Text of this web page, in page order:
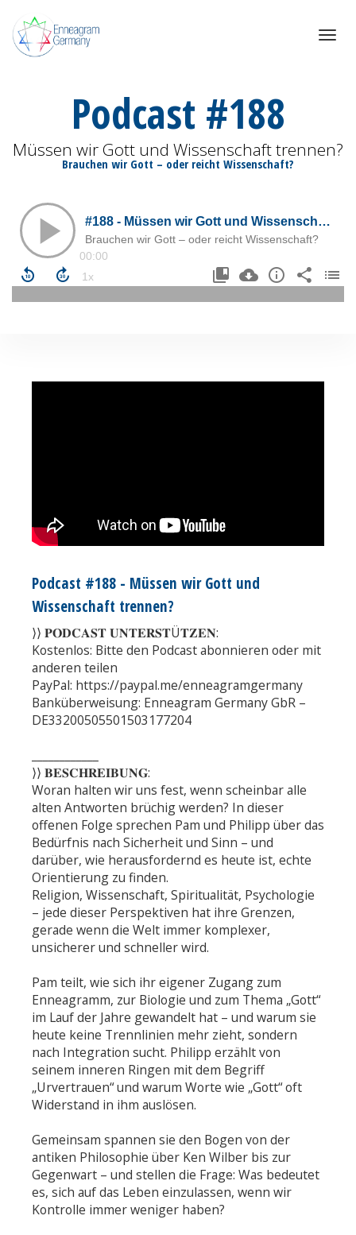
Toggle
Podcast #188
Müssen wir Gott und Wissenschaft trennen?
Brauchen wir Gott – oder reicht Wissenschaft?
Podcast #188 - Müssen wir Gott und
Wissenschaft trennen?
⟩⟩ 𝐏𝐎𝐃𝐂𝐀𝐒𝐓 𝐔𝐍𝐓𝐄𝐑𝐒𝐓Ü𝐓𝐙𝐄𝐍:
Kostenlos: Bitte den Podcast abonnieren oder mit
anderen teilen
PayPal: https://paypal.me/enneagramgermany
Banküberweisung: Enneagram Germany GbR –
DE33200505501503177204
⟩⟩ 𝐁𝐄𝐒𝐂𝐇𝐑𝐄𝐈𝐁𝐔𝐍𝐆:
Woran halten wir uns fest, wenn scheinbar alle
alten Antworten brüchig werden? In dieser
offenen Folge sprechen Pam und Philipp über das
Bedürfnis nach Sicherheit und Sinn – und
darüber, wie herausfordernd es heute ist, echte
Orientierung zu finden.
Religion, Wissenschaft, Spiritualität, Psychologie
– jede dieser Perspektiven hat ihre Grenzen,
gerade wenn die Welt immer komplexer,
unsicherer und schneller wird.
Pam teilt, wie sich ihr eigener Zugang zum
Enneagramm, zur Biologie und zum Thema „Gott“
im Lauf der Jahre gewandelt hat – und warum sie
heute keine Trennlinien mehr zieht, sondern
nach Integration sucht. Philipp erzählt von
seinem inneren Ringen mit dem Begriff
„Urvertrauen“ und warum Worte wie „Gott“ oft
Widerstand in ihm auslösen.
Gemeinsam spannen sie den Bogen von der
antiken Philosophie über Ken Wilber bis zur
Gegenwart – und stellen die Frage: Was bedeutet
es, sich auf das Leben einzulassen, wenn wir
Kontrolle immer weniger haben?